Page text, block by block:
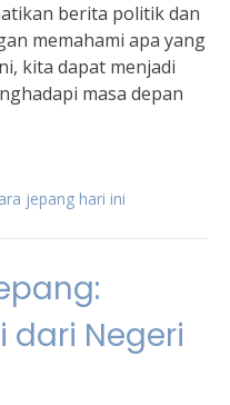
berita politik dan
memahami apa yang
kita dapat menjadi
masa depan
jepang hari ini
dari Negeri